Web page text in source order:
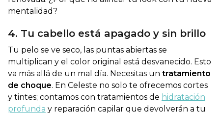
mentalidad?
4. Tu cabello está apagado y sin brillo
Tu pelo se ve seco, las puntas abiertas se
multiplican y el color original está desvanecido. Esto
va más allá de un mal día. Necesitas un tratamiento
de choque. En Celeste no solo te ofrecemos cortes
y tintes; contamos con tratamientos de hidratación
profunda y reparación capilar que devolverán a tu